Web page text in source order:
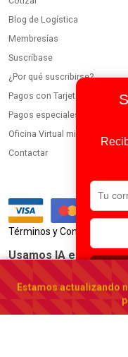
Blog de Logística
Membresías
Suscríbase
¿Por qué suscribirse?
Pagos con Tarjeta
Pagos especiales
Oficina Virtual miembros
Contactar
Términos y Condiciones
Usamos IA en todos
Estamos actualizando